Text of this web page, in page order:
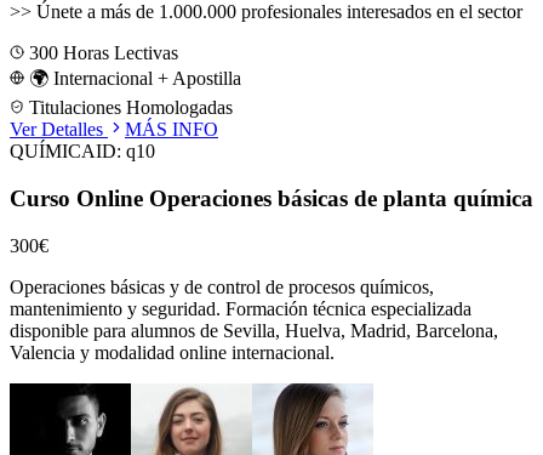
>> Únete a más de 1.000.000 profesionales interesados en el sector
300 Horas Lectivas
🌍 Internacional + Apostilla
Titulaciones Homologadas
Ver Detalles
MÁS INFO
QUÍMICAID: q10
Curso Online Operaciones básicas de planta química
300€
Operaciones básicas y de control de procesos químicos,
mantenimiento y seguridad. Formación técnica especializada
disponible para alumnos de Sevilla, Huelva, Madrid, Barcelona,
Valencia y modalidad online internacional.